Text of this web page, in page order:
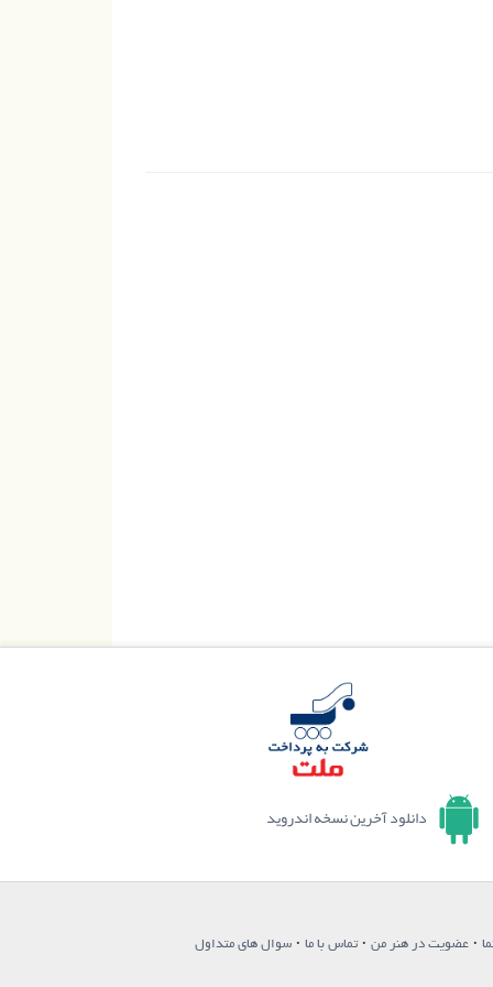
دانلود آخرین نسخه اندروید
· عضویت در هنر من ·تماس با ما · سوال های متداول